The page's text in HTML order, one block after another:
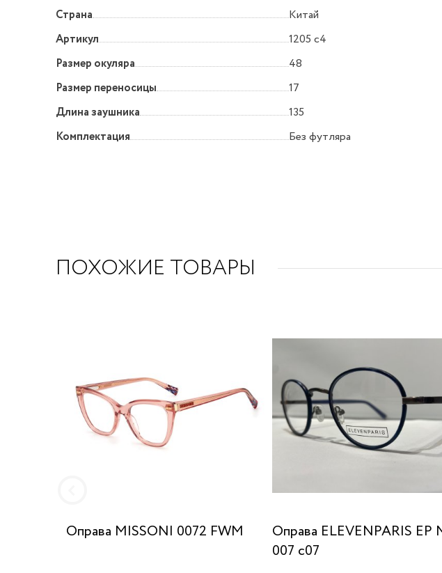
Страна
Китай
Артикул
1205 c4
Размер окуляра
48
Размер переносицы
17
Длина заушника
135
Комплектация
Без футляра
ПОХОЖИЕ ТОВАРЫ
Оправа MISSONI 0072 FWM
Оправа ELEVENPARIS EP
007 c07